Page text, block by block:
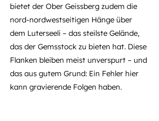
bietet der Ober Geissberg zudem die
nord-nordwestseitigen Hänge über
dem Luterseeli – das steilste Gelände,
das der Gemsstock zu bieten hat. Diese
Flanken bleiben meist unverspurt – und
das aus gutem Grund: Ein Fehler hier
kann gravierende Folgen haben.